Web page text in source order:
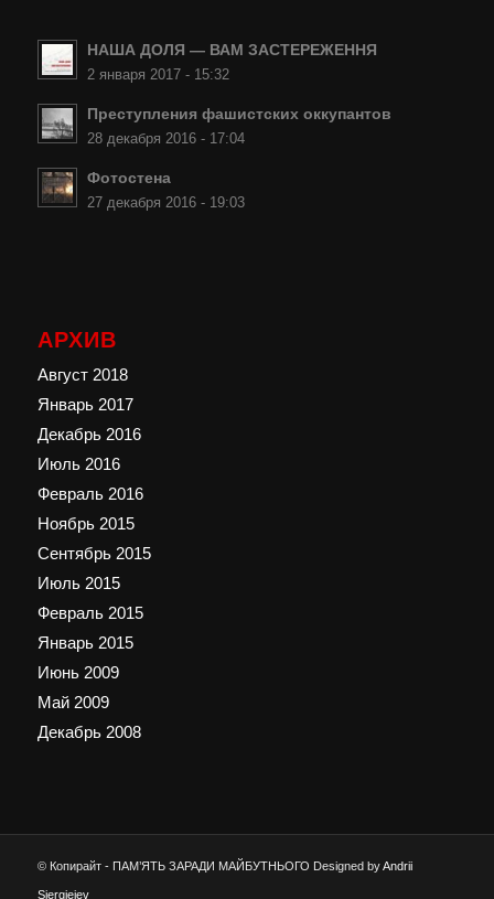
НАША ДОЛЯ — ВАМ ЗАСТЕРЕЖЕННЯ
2 января 2017 - 15:32
Преступления фашистских оккупантов
28 декабря 2016 - 17:04
Фотостена
27 декабря 2016 - 19:03
АРХИВ
Август 2018
Январь 2017
Декабрь 2016
Июль 2016
Февраль 2016
Ноябрь 2015
Сентябрь 2015
Июль 2015
Февраль 2015
Январь 2015
Июнь 2009
Май 2009
Декабрь 2008
© Копирайт - ПАМ’ЯТЬ ЗАРАДИ МАЙБУТНЬОГО Designed byAndrii
Siergieiev